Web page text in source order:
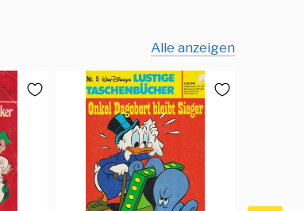
Alle anzeigen